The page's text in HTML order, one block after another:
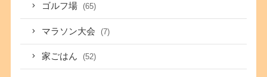
ゴルフ場 (65)
マラソン大会 (7)
家ごはん (52)